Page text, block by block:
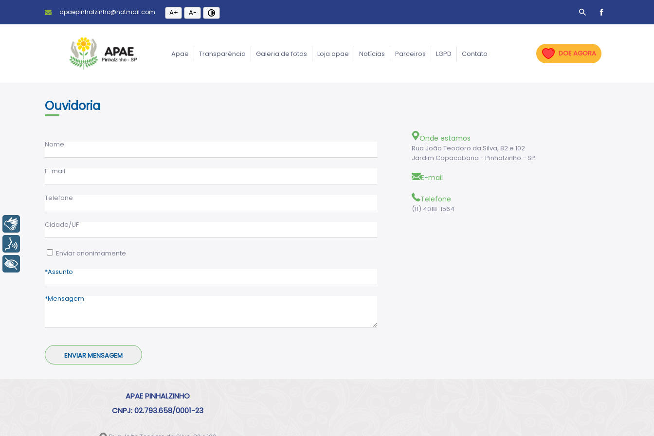
apaepinhalzinho@hotmail.com A+ A-
Apae Transparência Galeria de fotos Loja apae Notícias Parceiros LGPD Contato DOE AGORA
Ouvidoria
Nome
E-mail
Telefone
Cidade/UF
Enviar anonimamente
Assunto
Mensagem
Onde estamos
Rua João Teodoro da Silva, 82 e 102
Jardim Copacabana - Pinhalzinho - SP
E-mail
Telefone
(11) 4018-1564
APAE PINHALZINHO
CNPJ: 02.793.658/0001-23
Libras